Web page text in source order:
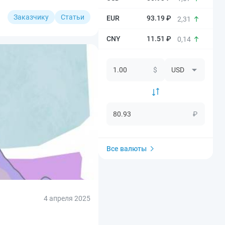
Заказчику Статьи
4 апреля 2025
93.19 ₽ 2,31
11.51 ₽ 0,14
$
₽
Все валюты